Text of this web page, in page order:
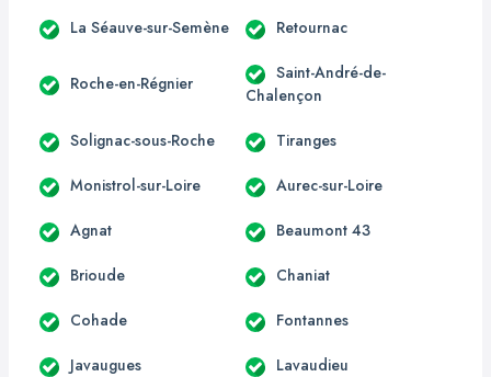
La Séauve-sur-Semène Retournac
Roche-en-Régnier
Saint-André-de-
Chalençon
Solignac-sous-Roche Tiranges
Monistrol-sur-Loire Aurec-sur-Loire
Agnat Beaumont 43
Brioude Chaniat
Cohade Fontannes
Javaugues Lavaudieu